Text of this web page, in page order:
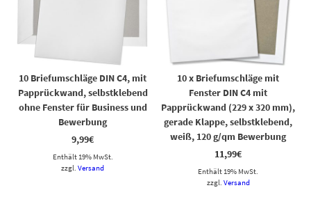
10 Briefumschläge DIN C4, mit
Papprückwand, selbstklebend
ohne Fenster für Business und
Bewerbung
9,99€
Enthält 19% MwSt.
zzgl.Versand
10 x Briefumschläge mit
Fenster DIN C4 mit
Papprückwand (229 x 320 mm),
gerade Klappe, selbstklebend,
weiß, 120 g/qm Bewerbung
11,99€
Enthält 19% MwSt.
zzgl. Versand